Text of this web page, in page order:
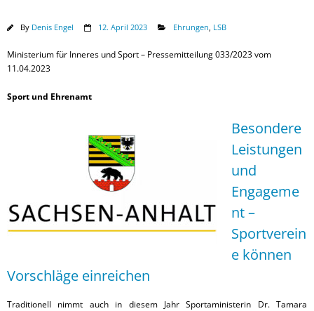
By Denis Engel 12. April 2023 Ehrungen LSB
Ministerium für Inneres und Sport – Pressemitteilung 033/2023 vom
11.04.2023
Sport und Ehrenamt
Besondere
Leistungen
und
Engageme
nt –
Sportverein
e können
Vorschläge einreichen
Traditionell nimmt auch in diesem Jahr Sportaministerin Dr. Tamara